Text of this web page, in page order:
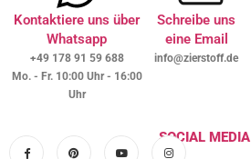
Kontaktiere uns über
Whatsapp
+49 178 91 59 688
Mo. - Fr. 10:00 Uhr - 16:00
Uhr
Schreibe uns
eine Email
info@zierstoff.de
SOCIAL MEDIA